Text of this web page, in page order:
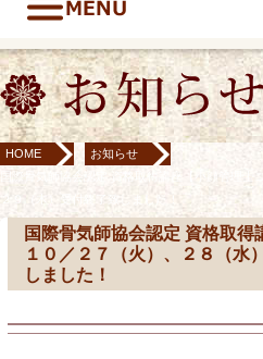
HOME
お知らせ
国際骨気師協会認定 資格取得講座【小顔管理士
２９（木）受付終了致しました！
国際骨気師協会認定 資格取得
１０／２７（火）、２８（水
しました！